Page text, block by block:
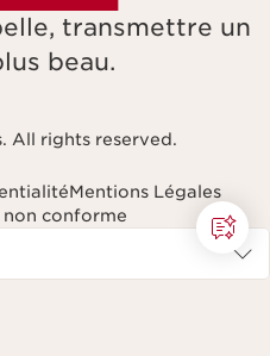
transmettre un
beau.
All rights reserved.
Mentions Légales
non conforme